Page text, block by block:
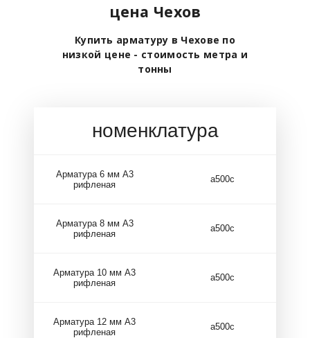
цена Чехов
Купить арматуру в Чехове по
низкой цене - стоимость метра и
тонны
номенклатура
Арматура 6 мм А3
рифленая
а500с
Арматура 8 мм А3
рифленая
а500с
Арматура 10 мм А3
рифленая
а500с
Арматура 12 мм А3
рифленая
а500с